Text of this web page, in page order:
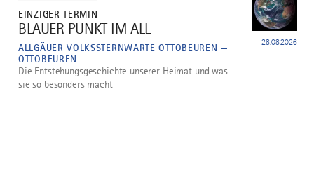
EINZIGER TERMIN
3
BLAUER PUNKT IM ALL
ALLGÄUER VOLKSSTERNWARTE OTTOBEUREN —
OTTOBEUREN
28.08.2026
Die Entstehungsgeschichte unserer Heimat und was
sie so besonders macht